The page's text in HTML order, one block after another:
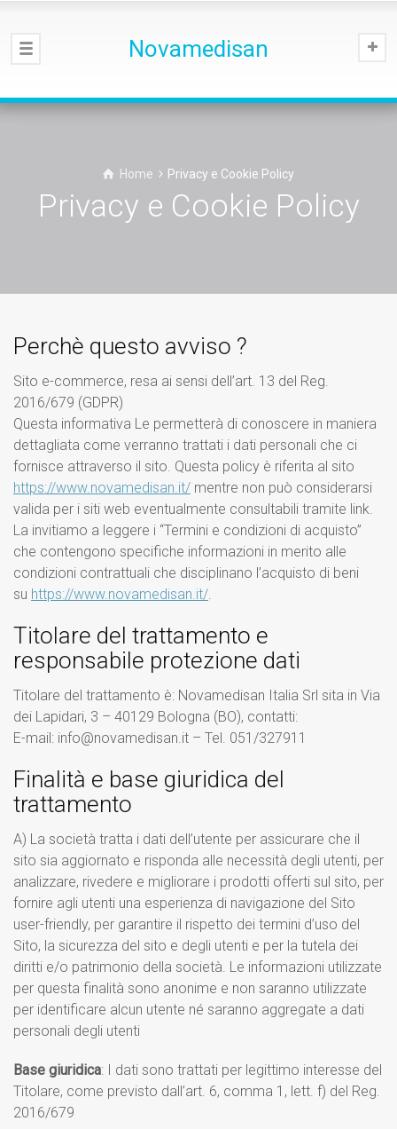
Novamedisan
Home Privacy e Cookie Policy
Privacy e Cookie Policy
Perchè questo avviso ?
Sito e-commerce, resa ai sensi dell’art. 13 del Reg.
2016/679 (GDPR)
Questa informativa Le permetterà di conoscere in maniera
dettagliata come verranno trattati i dati personali che ci
fornisce attraverso il sito. Questa policy è riferita al sito
https://www.novamedisan.it/ mentre non può considerarsi
valida per i siti web eventualmente consultabili tramite link.
La invitiamo a leggere i “Termini e condizioni di acquisto”
che contengono specifiche informazioni in merito alle
condizioni contrattuali che disciplinano l’acquisto di beni
su https://www.novamedisan.it/.
Titolare del trattamento e
responsabile protezione dati
Titolare del trattamento è: Novamedisan Italia Srl sita in Via
dei Lapidari, 3 – 40129 Bologna (BO), contatti:
E-mail: info@novamedisan.it – Tel. 051/327911
Finalità e base giuridica del
trattamento
A) La società tratta i dati dell’utente per assicurare che il
sito sia aggiornato e risponda alle necessità degli utenti, per
analizzare, rivedere e migliorare i prodotti offerti sul sito, per
fornire agli utenti una esperienza di navigazione del Sito
user-friendly, per garantire il rispetto dei termini d’uso del
Sito, la sicurezza del sito e degli utenti e per la tutela dei
diritti e/o patrimonio della società. Le informazioni utilizzate
per questa finalità sono anonime e non saranno utilizzate
per identificare alcun utente né saranno aggregate a dati
personali degli utenti
Base giuridica: I dati sono trattati per legittimo interesse del
Titolare, come previsto dall’art. 6, comma 1, lett. f) del Reg.
2016/679